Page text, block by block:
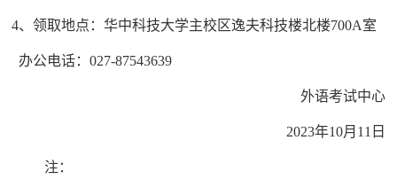
4、领取地点：华中科技大学主校区逸夫科技楼北楼700A室
办公电话：027-87543639
外语考试中心
2023年10月 11日
注：